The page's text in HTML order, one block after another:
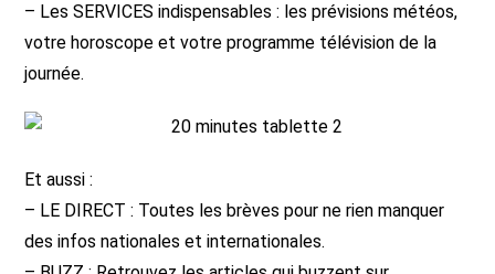
– Les SERVICES indispensables : les prévisions météos,
votre horoscope et votre programme télévision de la
journée.
Et aussi :
– LE DIRECT : Toutes les brèves pour ne rien manquer
des infos nationales et internationales.